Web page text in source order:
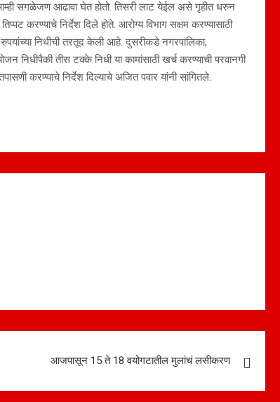
आम्ही सगळेजण आढावा घेत होतो. तिसरी लाट येईल असे गृहीत धरुन
करण्याचे निर्देश दिले होते. आरोग्य विभाग सक्षम करण्यासाठी
निधीची तरतूद केली आहे. दुसरीकडे नगरपालिका,
निधीपैकी तीस टक्के निधी या कामांसाठी खर्च करण्याची परवानगी
करण्याचे निर्देश दिल्‍याचे अजित पवार यांनी सांगितले.
आजपासून 15 ते 18 वयोगटातील मुलांचं लसीकरण